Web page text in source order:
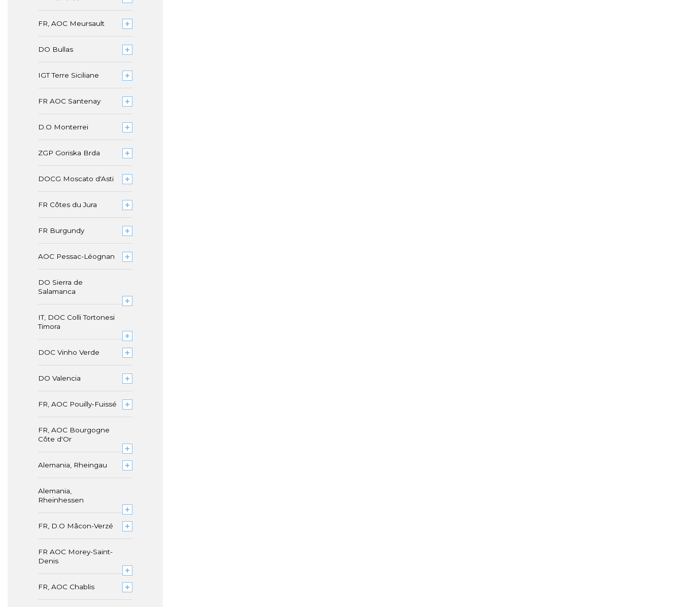
FR, AOC Meursault
DO Bullas
IGT Terre Siciliane
FR AOC Santenay
D.O Monterrei
ZGP Goriska Brda
DOCG Moscato d'Asti
FR Côtes du Jura
FR Burgundy
AOC Pessac-Léognan
DO Sierra de
Salamanca
IT, DOC Colli Tortonesi
Timora
DOC Vinho Verde
DO Valencia
FR, AOC Pouilly-Fuissé
FR, AOC Bourgogne
Côte d'Or
Alemania, Rheingau
Alemania,
Rheinhessen
FR, D.O Mâcon-Verzé
FR AOC Morey-Saint-
Denis
FR, AOC Chablis